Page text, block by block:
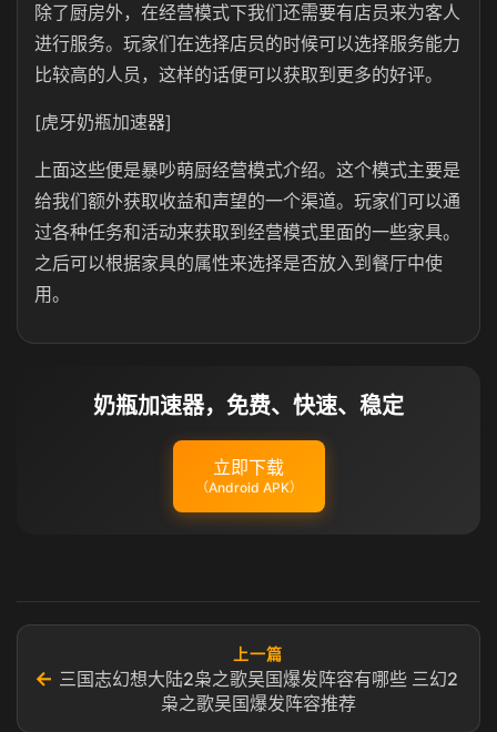
除了厨房外，在经营模式下我们还需要有店员来为客人
进行服务。玩家们在选择店员的时候可以选择服务能力
比较高的人员，这样的话便可以获取到更多的好评。
[虎牙奶瓶加速器]
上面这些便是暴吵萌厨经营模式介绍。这个模式主要是
给我们额外获取收益和声望的一个渠道。玩家们可以通
过各种任务和活动来获取到经营模式里面的一些家具。
之后可以根据家具的属性来选择是否放入到餐厅中使
用。
奶瓶加速器，免费、快速、稳定
立即下载
（Android APK）
←
上一篇
三国志幻想大陆2枭之歌吴国爆发阵容有哪些 三幻2
枭之歌吴国爆发阵容推荐